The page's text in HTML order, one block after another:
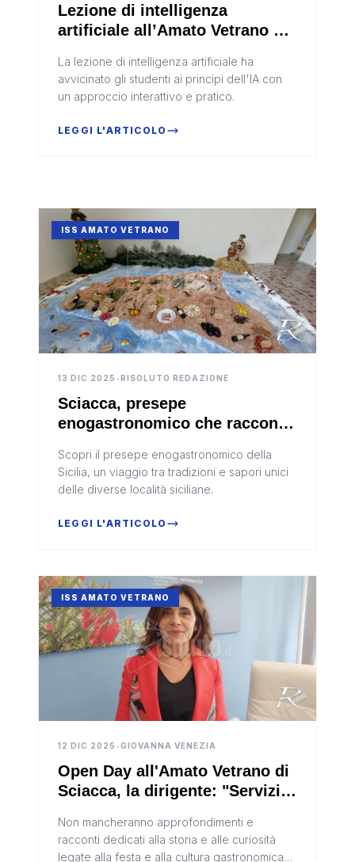
Lezione di intelligenza
artificiale all’Amato Vetrano di
La lezione di intelligenza artificiale ha
avvicinato gli studenti ai principi dell'IA con
un approccio interattivo e pratico.
LEGGI L'ARTICOLO
ISS AMATO VETRANO
13 DIC 2025 •RISOLUTO REDAZIONE
Sciacca, presepe
enogastronomico che racconta
Vetrano (Video)
Scopri il presepe enogastronomico della
Sicilia, un viaggio tra tradizioni e sapori unici
delle diverse località siciliane.
LEGGI L'ARTICOLO
ISS AMATO VETRANO
12 DIC 2025 •GIOVANNA VENEZIA
Open Day all'Amato Vetrano di
Sciacca, la dirigente: "Servizi
nostra un'offerta completa"
(Video)
Non mancheranno approfondimenti e
racconti dedicati alla storia e alle curiosità
legate alla festa e alla cultura gastronomica